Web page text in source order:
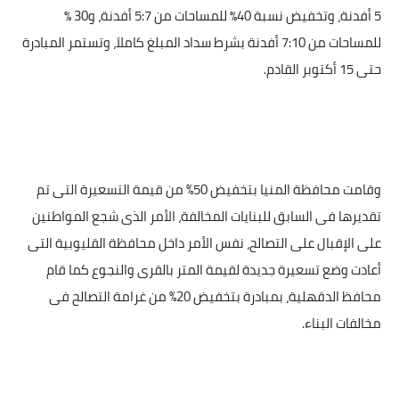
5 أفدنة، وتخفيض نسبة 40٪ للمساحات من 5:7 أفدنة، و30 ٪
للمساحات من 7:10 أفدنة بشرط سداد المبلغ كاملاَ، وتستمر المبادرة
حتى 15 أكتوبر القادم.
وقامت محافظة المنيا بتخفيض 50% من قيمة التسعيرة التى تم
تقديرها فى السابق للبنايات المخالفة، الأمر الذى شجع المواطنين
على الإقبال على التصالح، نفس الأمر داخل محافظة القليوبية التى
أعادت وضع تسعيرة جديدة لقيمة المتر بالقرى والنجوع كما قام
محافظ الدقهلية، بمبادرة بتخفيض 20% من غرامة التصالح فى
مخالفات البناء.